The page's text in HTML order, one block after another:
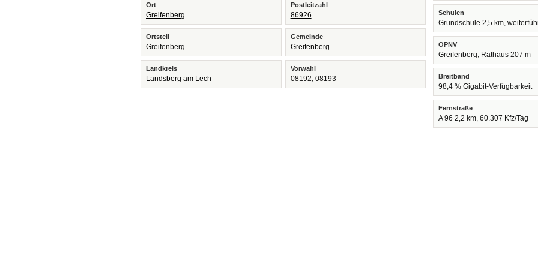
Ort
Greifenberg
Postleitzahl
86926
Ortsteil
Greifenberg
Gemeinde
Greifenberg
Landkreis
Landsberg am Lech
Vorwahl
08192, 08193
Schulen
Grundschule 2,5 km,
ÖPNV
Greifenberg, Rathaus 207 m
Breitband
98,4 % Gigabit-Verfügbarkeit
Fernstraße
A 96 2,2 km, 60.307 Kfz/Tag